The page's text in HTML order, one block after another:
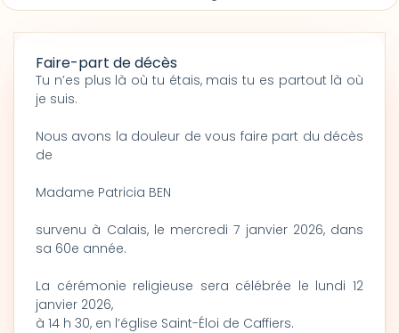
Faire-part de décès
Tu n’es plus là où tu étais, mais tu es partout là où
je suis.
Nous avons la douleur de vous faire part du décès
de
Madame Patricia BEN
survenu à Calais, le mercredi 7 janvier 2026, dans
sa 60e année.
La cérémonie religieuse sera célébrée le lundi 12
janvier 2026,
à 14 h 30, en l’église Saint-Éloi de Caffiers.